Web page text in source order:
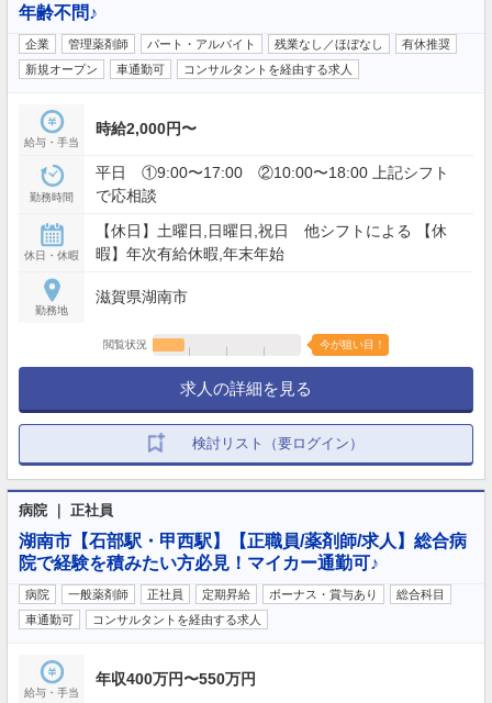
年齢不問♪
企業 管理薬剤師 パート・アルバイト 残業なし／ほぼなし
有休推奨
新規オープン
車通勤可 コンサルタントを経由する求人
給与・手当
時給2,000円〜
勤務時間
平日 ①9:00〜17:00 ②10:00〜18:00 上記シフト
で応相談
休日・休暇
【休日】土曜日,日曜日,祝日 他シフトによる 【休
暇】年次有給休暇,年末年始
勤務地
滋賀県湖南市
閲覧状況 今が狙い目！
求人の詳細を見る
検討リスト（要ログイン）
病院 ｜ 正社員
湖南市【石部駅・甲西駅】【正職員/薬剤師/求人】総合病
院で経験を積みたい方必見！マイカー通勤可♪
病院 一般薬剤師 正社員 定期昇給 ボーナス・賞与あり
総合科目
車通勤可
コンサルタントを経由する求人
給与・手当
年収400万円〜550万円